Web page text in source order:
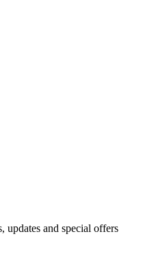
updates and special offers